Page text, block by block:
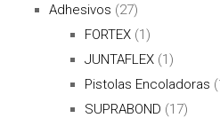
Adhesivos (27)
FORTEX (1)
JUNTAFLEX (1)
Pistolas Encoladoras
SUPRABOND (17)